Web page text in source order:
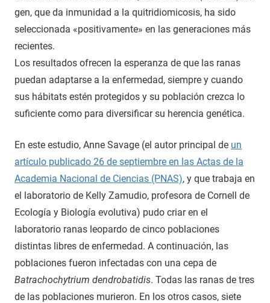
gen, que da inmunidad a la quitridiomicosis, ha sido
seleccionada «positivamente» en las generaciones más
recientes.
Los resultados ofrecen la esperanza de que las ranas
puedan adaptarse a la enfermedad, siempre y cuando
sus hábitats estén protegidos y su población crezca lo
suficiente como para diversificar su herencia genética.
En este estudio, Anne Savage (el autor principal de un
artículo publicado 26 de septiembre en las Actas de la
Academia Nacional de Ciencias (PNAS), y que trabaja en
el laboratorio de Kelly Zamudio, profesora de Cornell de
Ecología y Biología evolutiva) pudo criar en el
laboratorio ranas leopardo de cinco poblaciones
distintas libres de enfermedad. A continuación, las
poblaciones fueron infectadas con una cepa de
Batrachochytrium dendrobatidis. Todas las ranas de tres
de las poblaciones murieron. En los otros casos, siete